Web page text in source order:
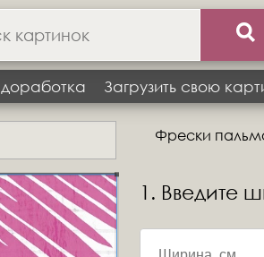
Загрузить свою
Фрески
1. Введите